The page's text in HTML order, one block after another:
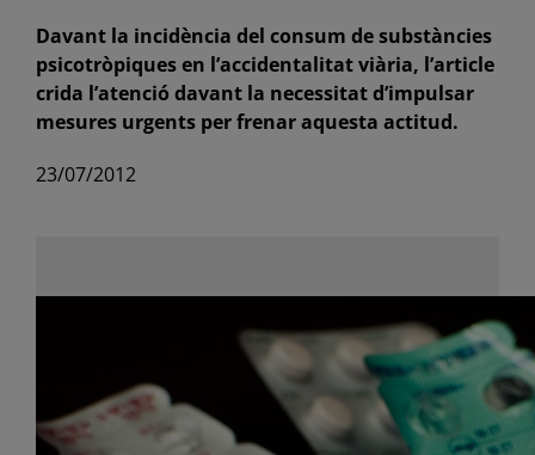
Davant la incidència del consum de substàncies
psicotròpiques en l’accidentalitat viària, l’article
crida l’atenció davant la necessitat d’impulsar
mesures urgents per frenar aquesta actitud.
23/07/2012